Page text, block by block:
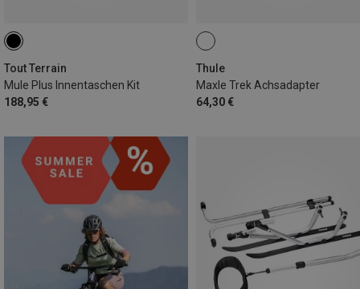
Tout Terrain
Mule Plus Innentaschen Kit
188,95 €
Thule
Maxle Trek Achsadapter
64,30 €